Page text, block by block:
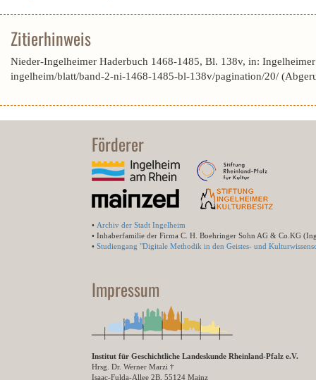
Zitierhinweis
Nieder-Ingelheimer Haderbuch 1468-1485, Bl. 138v, in:
ingelheim/blatt/band-2-ni-1468-1485-bl-138v/pagination/20/
Förderer
• Archiv der Stadt Ingelheim
• Inhaberfamilie der Firma C. H. Boehringer Sohn AG & Co.KG
• Studiengang "Digitale Methodik in den Geistes- und
Impressum
Institut für Geschichtliche Landeskunde Rheinland-Pfalz e.V.
Hrsg. Dr. Werner Marzi †
Isaac-Fulda-Allee 2B, 55124 Mainz